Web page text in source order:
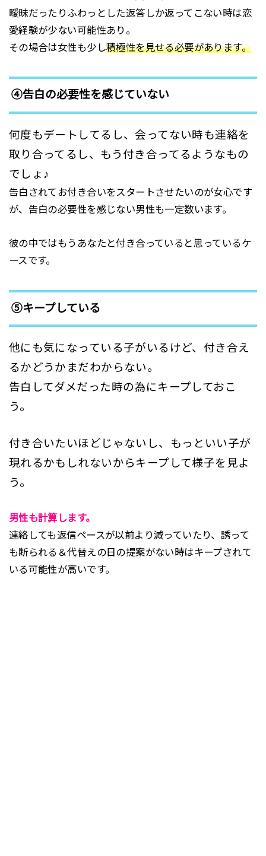
曖昧だったりふわっとした返答しか返ってこない時は恋
愛経験が少ない可能性あり。
その場合は女性も少し積極性を見せる必要があります。
④告白の必要性を感じていない
何度もデートしてるし、会ってない時も連絡を
取り合ってるし、もう付き合ってるようなもの
でしょ♪
告白されてお付き合いをスタートさせたいのが女心です
が、告白の必要性を感じない男性も一定数います。
彼の中ではもうあなたと付き合っていると思っているケ
ースです。
⑤キープしている
他にも気になっている子がいるけど、付き合え
るかどうかまだわからない。
告白してダメだった時の為にキープしておこ
う。
付き合いたいほどじゃないし、もっといい子が
現れるかもしれないからキープして様子を見よ
う。
男性も計算します。
連絡しても返信ペースが以前より減っていたり、誘って
も断られる＆代替えの日の提案がない時はキープされて
いる可能性が高いです。